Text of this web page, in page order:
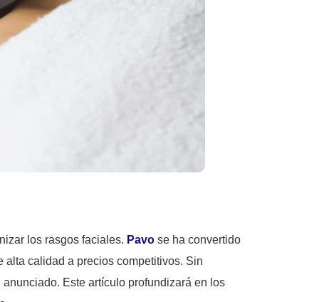
los rasgos faciales. Pavo se ha convertido
alta calidad a precios competitivos. Sin
Este artículo profundizará en los